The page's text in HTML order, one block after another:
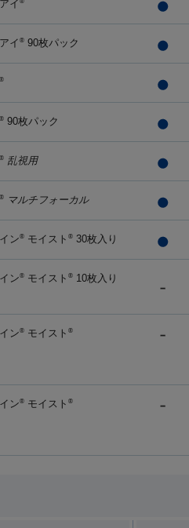
イ
イ ® 90枚パック
®
® 90枚パック
® 乱視用
® マルチフォーカル
ン® モイスト ® 30枚入り
ン® モイスト ® 10枚入り
ン® モイスト ®
ン® モイスト ®